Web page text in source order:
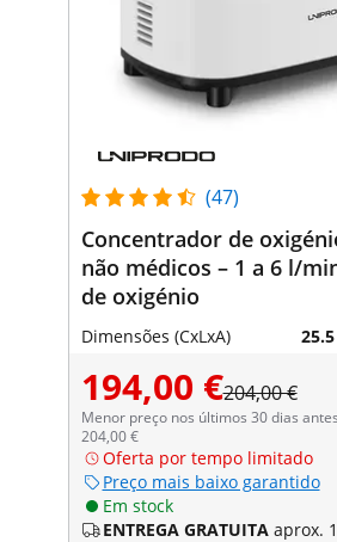
(47)
Concentrador de
não médicos – 1 a 6 l/
de oxigénio
Dimensões (CxLxA)
194,00 €204,00 €
Menor preço nos últimos 30 dias
204,00 €
Oferta por tempo limitado
Preço mais baixo garantido
Em stock
ENTREGA GRATUITA aprox.